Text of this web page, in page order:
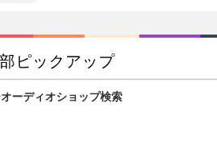
ピックアップ
ーディオショップ検索